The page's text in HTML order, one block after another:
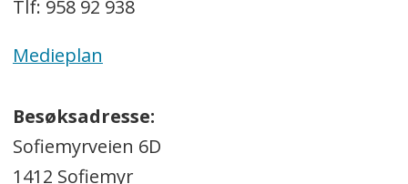
Tlf: 958 92 938
Medieplan
Besøksadresse:
Sofiemyrveien 6D
1412 Sofiemyr